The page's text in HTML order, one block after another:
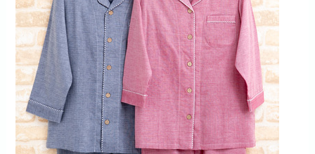
amazonで見る
Yahoo!ショッピングで見る
ケーズアイ ダブルガーゼペアパジャマ 綿100%ダブル
ガーゼ無地ギンガムトリミング シャツパジャマ